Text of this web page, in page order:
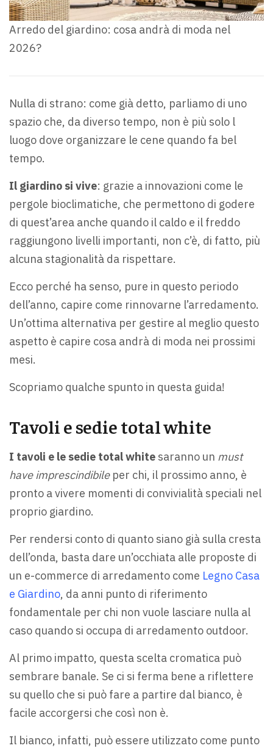
Arredo del giardino: cosa andrà di moda nel
2026?
Nulla di strano: come già detto, parliamo di uno
spazio che, da diverso tempo, non è più solo l
luogo dove organizzare le cene quando fa bel
tempo.
Il giardino si vive: grazie a innovazioni come le
pergole bioclimatiche, che permettono di godere
di quest’area anche quando il caldo e il freddo
raggiungono livelli importanti, non c’è, di fatto, più
alcuna stagionalità da rispettare.
Ecco perché ha senso, pure in questo periodo
dell’anno, capire come rinnovarne l’arredamento.
Un’ottima alternativa per gestire al meglio questo
aspetto è capire cosa andrà di moda nei prossimi
mesi.
Scopriamo qualche spunto in questa guida!
Tavoli e sedie total white
I tavoli e le sedie total white saranno un must
have imprescindibileper chi, il prossimo anno, è
pronto a vivere momenti di convivialità speciali nel
proprio giardino.
Per rendersi conto di quanto siano già sulla cresta
dell’onda, basta dare un’occhiata alle proposte di
un e-commerce di arredamento come Legno Casa
e Giardino, da anni punto di riferimento
fondamentale per chi non vuole lasciare nulla al
caso quando si occupa di arredamento outdoor.
Al primo impatto, questa scelta cromatica può
sembrare banale. Se ci si ferma bene a riflettere
su quello che si può fare a partire dal bianco, è
facile accorgersi che così non è.
Il bianco, infatti, può essere utilizzato come punto